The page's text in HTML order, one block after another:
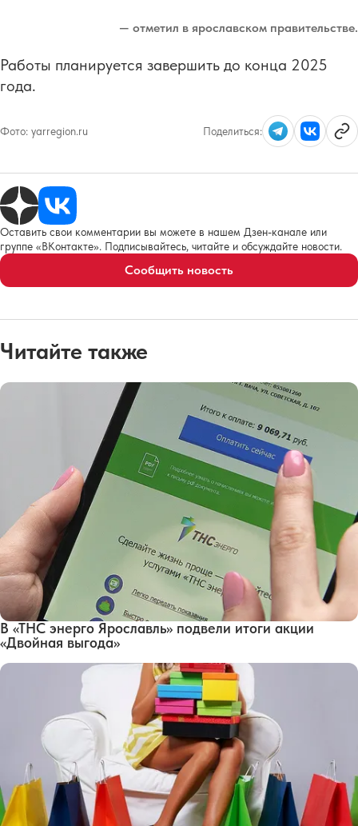
— отметил в ярославском правительстве.
Работы планируется завершить до конца 2025
года.
Фото: yarregion.ru Поделиться:
Оставить свои комментарии вы можете в нашем Дзен-канале или
группе «ВКонтакте». Подписывайтесь, читайте и обсуждайте новости.
Сообщить новость
Читайте также
В «ТНС энерго Ярославль» подвели итоги акции
«Двойная выгода»